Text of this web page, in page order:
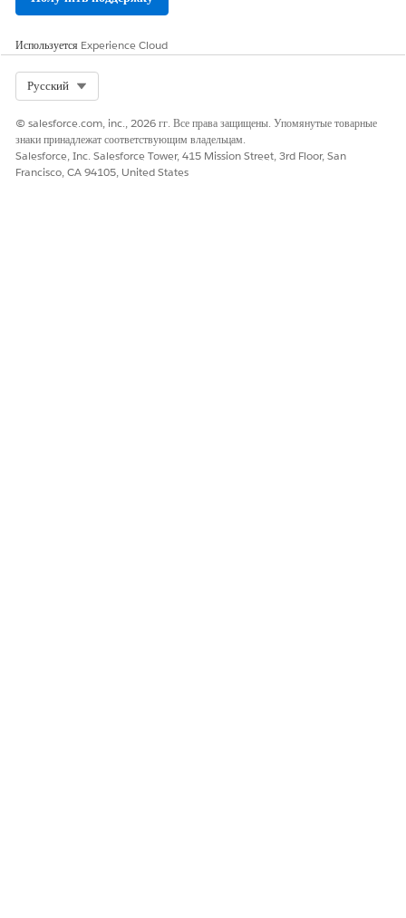
Оставьте свой отзыв, чтобы мы могли стать лучше!
Используется Experience Cloud
Русский
© salesforce.com, inc., 2026 гг. Все права защищены. Упомянутые товарные
знаки принадлежат соответствующим владельцам.
Salesforce, Inc. Salesforce Tower, 415 Mission Street, 3rd Floor, San
Francisco, CA 94105, United States